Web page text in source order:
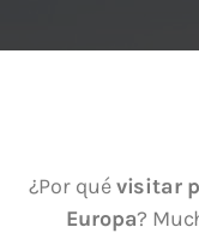
¿Por quévisitar
Europa?